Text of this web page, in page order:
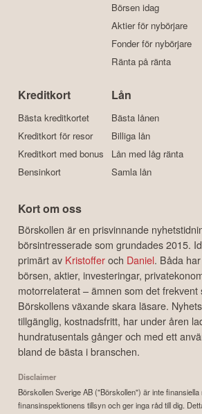
Börsen idag
Aktier för nybörjare
Fonder för nybörjare
Ränta på ränta
Kreditkort
Bästa kreditkortet
Kreditkort för resor
Kreditkort med bonus
Bensinkort
Lån
Bästa lånen
Billiga lån
Lån med låg ränta
Samla lån
Kort om oss
Börskollen är en prisvinnande
börsintresserade som grundades 2015.
primärt av Kristofferoch Daniel. Båda
börsen, aktier, investeringar,
motorrelaterat – ämnen som det frekvent
Börskollens växande skara läsare.
tillgänglig, kostnadsfritt, har under åren
hundratusentals gånger och med ett
bland de bästa i branschen.
Disclaimer
Börskollen Sverige AB ("Börskollen") är inte
finansinspektionens tillsyn och ger inga råd till dig.